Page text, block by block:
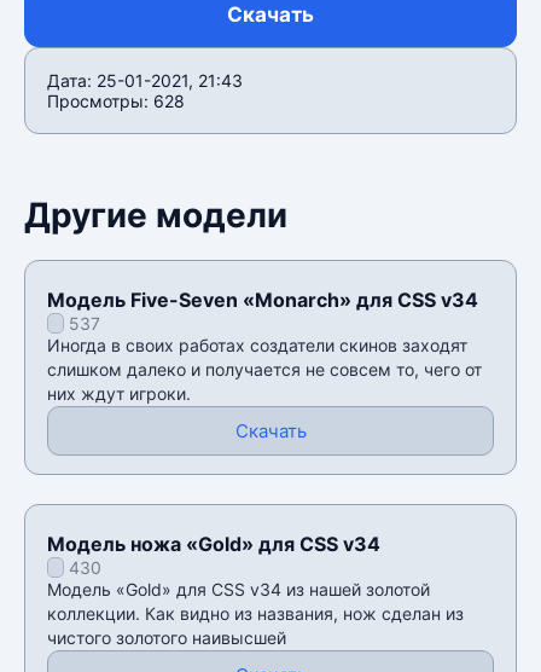
Скачать
Дата: 25-01-2021, 21:43
Просмотры: 628
Другие модели
Модель Five-Seven «Monarch» для CSS v34
537
Иногда в своих работах создатели скинов заходят
слишком далеко и получается не совсем то, чего от
них ждут игроки.
Скачать
Модель ножа «Gold» для CSS v34
430
Модель «Gold» для CSS v34 из нашей золотой
коллекции. Как видно из названия, нож сделан из
чистого золотого наивысшей